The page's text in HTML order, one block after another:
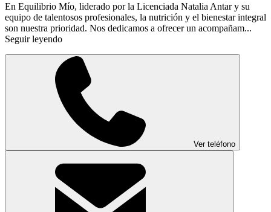
En Equilibrio Mío, liderado por la Licenciada Natalia Antar y su
equipo de talentosos profesionales, la nutrición y el bienestar integral
son nuestra prioridad. Nos dedicamos a ofrecer un acompañam...
Seguir leyendo
Ver teléfono